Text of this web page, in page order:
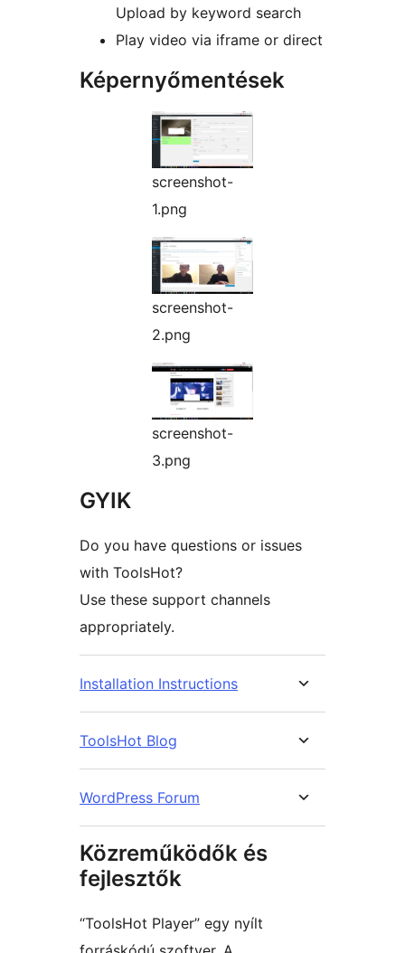
Upload by keyword search
Play video via iframe or direct
Képernyőmentések
screenshot-
1.png
screenshot-
2.png
screenshot-
3.png
GYIK
Do you have questions or issues
with ToolsHot?
Use these support channels
appropriately.
Installation Instructions
ToolsHot Blog
WordPress Forum
Közreműködők és
fejlesztők
“ToolsHot Player” egy nyílt